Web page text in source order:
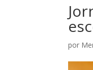
por